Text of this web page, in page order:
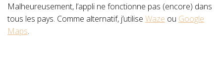
Malheureusement, l’appli ne fonctionne pas (encore) dans
tous les pays. Comme alternatif, j’utilise Waze ou Google
Maps.